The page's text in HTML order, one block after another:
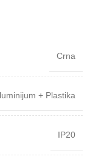
Crna
+ Plastika
IP20